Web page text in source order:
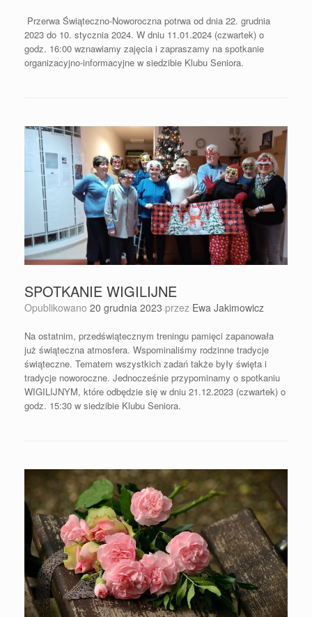
Przerwa Świąteczno-Noworoczna potrwa od dnia 22. grudnia
2023 do 10. stycznia 2024. W dniu 11.01.2024 (czwartek) o
godz. 16:00 wznawiamy zajęcia i zapraszamy na spotkanie
organizacyjno-informacyjne w siedzibie Klubu Seniora.
SPOTKANIE WIGILIJNE
Opublikowano 20 grudnia 2023 przez Ewa Jakimowicz
Na ostatnim, przedświątecznym treningu pamięci zapanowała
już świąteczna atmosfera. Wspominaliśmy rodzinne tradycje
świąteczne. Tematem wszystkich zadań także były święta i
tradycje noworoczne. Jednocześnie przypominamy o spotkaniu
WIGILIJNYM, które odbędzie się w dniu 21.12.2023 (czwartek) o
godz. 15:30 w siedzibie Klubu Seniora.